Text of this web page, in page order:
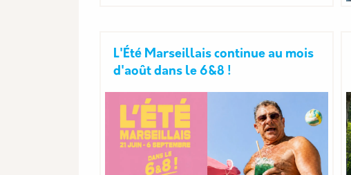
L'Été Marseillais continue au mois
d'août dans le 6&8 !